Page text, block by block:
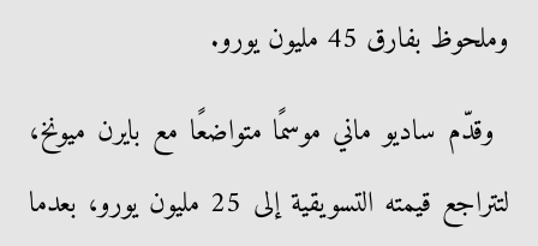
وملحوظ بفارق 45 مليون يورو.
وقدّم ساديو ماني موسمًا متواضعًا مع بايرن ميونخ،
لتتراجع قيمته التسويقية إلى 25 مليون يورو، بعدما